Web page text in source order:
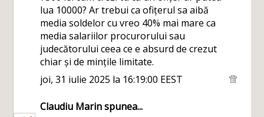
lua 10000? Ar trebui ca ofițerul sa aibă
media soldelor cu vreo 40% mai mare ca
media salariilor procurorului sau
judecătorului ceea ce e absurd de crezut
chiar și de mințile limitate.
joi, 31 iulie 2025 la 16:19:00 EEST
Claudiu Marinspunea...